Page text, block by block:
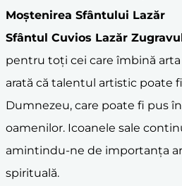
Moștenirea Sfântului Lazăr
Sfântul Cuvios Lazăr
pentru toți cei care îmbină
arată că talentul artistic poate
Dumnezeu, care poate fi pus
oamenilor. Icoanele sale
amintindu-ne de importanța
spirituală.